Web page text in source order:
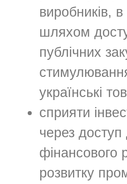
виробників,
шляхом
публічних
українські
сприяти
через
фінансового
розвитку